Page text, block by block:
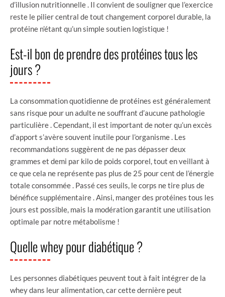
d’illusion nutritionnelle . Il convient de souligner que l’exercice
reste le pilier central de tout changement corporel durable, la
protéine n’étant qu’un simple soutien logistique !
Est-il bon de prendre des protéines tous les
jours ?
La consommation quotidienne de protéines est généralement
sans risque pour un adulte ne souffrant d’aucune pathologie
particulière . Cependant, il est important de noter qu’un excès
d’apport s’avère souvent inutile pour l’organisme . Les
recommandations suggèrent de ne pas dépasser deux
grammes et demi par kilo de poids corporel, tout en veillant à
ce que cela ne représente pas plus de 25 pour cent de l’énergie
totale consommée . Passé ces seuils, le corps ne tire plus de
bénéfice supplémentaire . Ainsi, manger des protéines tous les
jours est possible, mais la modération garantit une utilisation
optimale par notre métabolisme !
Quelle whey pour diabétique ?
Les personnes diabétiques peuvent tout à fait intégrer de la
whey dans leur alimentation, car cette dernière peut